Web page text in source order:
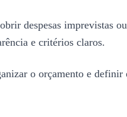
despesas imprevistas
e critérios claros.
o orçamento e